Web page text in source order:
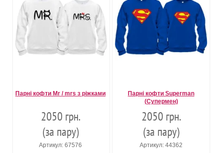
Парні кофти Mr / mrs з ріжками
2050 грн.
(за пару)
Артикул: 67576
Парні кофти Superman
(Супермен)
2050 грн.
(за пару)
Артикул: 44362